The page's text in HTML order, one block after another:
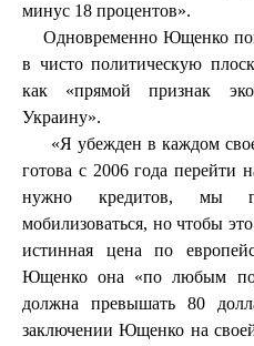
минус 18 процентов».
Одновременно Ющенко
в чисто политическую
как «прямой признак
Украину».
«Я убежден в каждом
готова с 2006 года
нужно кредитов, мы
мобилизоваться, но чтобы
истинная цена по
Ющенко она «по любым
должна превышать 80
заключении Ющенко на